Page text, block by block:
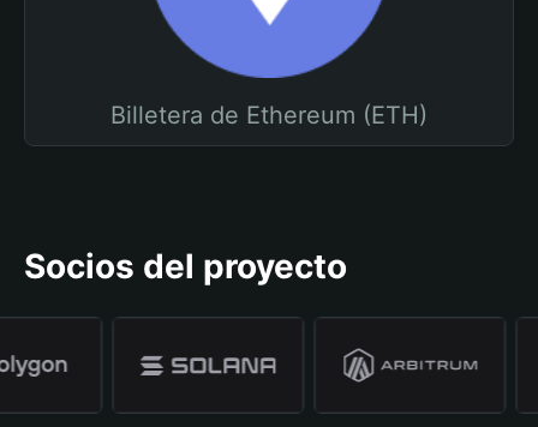
Billetera de Ethereum (ETH)
Socios del proyecto